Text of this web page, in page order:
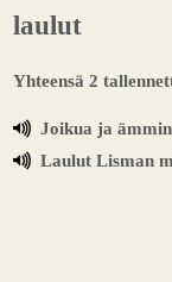
laulut
Yhteensä 2
Joikua ja
Laulut Lisman